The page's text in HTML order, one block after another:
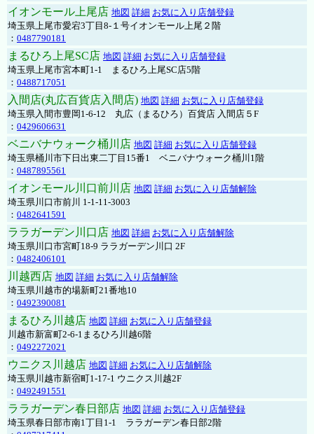
イオンモール上尾店 地図 詳細 お気に入り店舗登録
埼玉県上尾市愛宕3丁目8-１号イオンモール上尾２階
： 0487790181
まるひろ上尾SC店 地図 詳細 お気に入り店舗登録
埼玉県上尾市宮本町1-1 まるひろ上尾SC店5階
： 0488717051
入間店(丸広百貨店入間店) 地図 詳細 お気に入り店舗登録
埼玉県入間市豊岡1-6-12 丸広（まるひろ）百貨店 入間店５F
： 0429606631
ベニバナウォーク桶川店 地図 詳細 お気に入り店舗登録
埼玉県桶川市下日出東二丁目15番1 ベニバナウォーク桶川1階
： 0487895561
イオンモール川口前川店 地図 詳細 お気に入り店舗解除
埼玉県川口市前川 1-1-11-3003
： 0482641591
ララガーデン川口店 地図 詳細 お気に入り店舗解除
埼玉県川口市宮町18-9 ララガーデン川口 2F
： 0482406101
川越西店 地図 詳細 お気に入り店舗解除
埼玉県川越市的場新町21番地10
： 0492390081
まるひろ川越店 地図 詳細 お気に入り店舗登録
川越市新富町2-6-1まるひろ川越6階
： 0492272021
ウニクス川越店 地図 詳細 お気に入り店舗解除
埼玉県川越市新宿町1-17-1 ウニクス川越2F
： 0492491551
ララガーデン春日部店 地図 詳細 お気に入り店舗登録
埼玉県春日部市南1丁目1-1 ララガーデン春日部2階